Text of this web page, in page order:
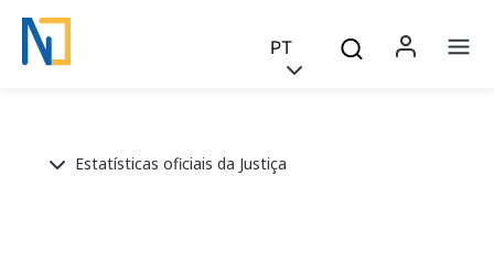
PT
Breadcrumb
Estatísticas oficiais da Justiça